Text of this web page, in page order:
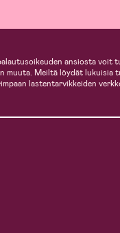
ansiosta
Meiltä löydät
lastentarvikkeiden